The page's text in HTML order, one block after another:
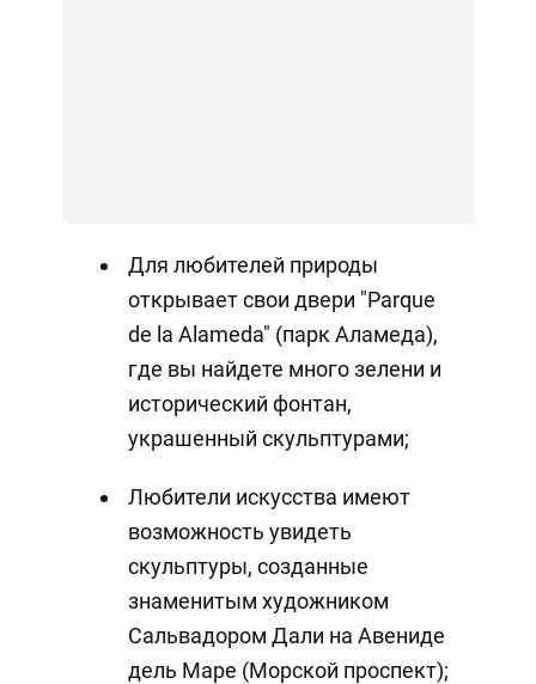
Для любителей природы
открывает свои двери "Parque
de la Alameda" (парк Аламеда),
где вы найдете много зелени и
исторический фонтан,
украшенный скульптурами;
Любители искусства имеют
возможность увидеть
скульптуры, созданные
знаменитым художником
Сальвадором Дали на Авениде
дель Маре (Морской проспект);